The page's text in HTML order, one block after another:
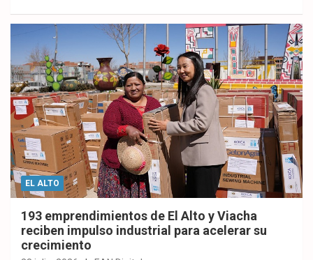
EL ALTO
193 emprendimientos de El Alto y Viacha
reciben impulso industrial para acelerar su
crecimiento